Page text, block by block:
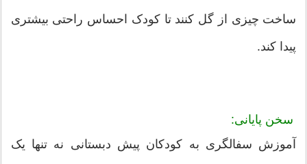
ساخت چیزی از گل کنند تا کودک احساس راحتی بیشتری
پیدا کند.
سخن پایانی:
آموزش سفالگری به کودکان پیش دبستانی نه تنها یک